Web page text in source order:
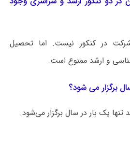
در کنکور نیست. اما تحصیل
و ارشد ممنوع است.
برگزار می شود؟
تنها یک بار در سال برگزار می‌شود.